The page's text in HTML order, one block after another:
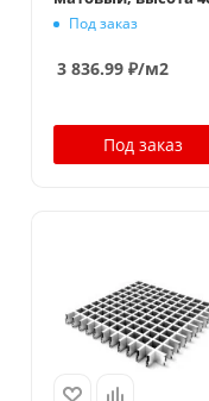
мм, ширина 10 мм
Под заказ
3 836.99 ₽/м2
Под заказ